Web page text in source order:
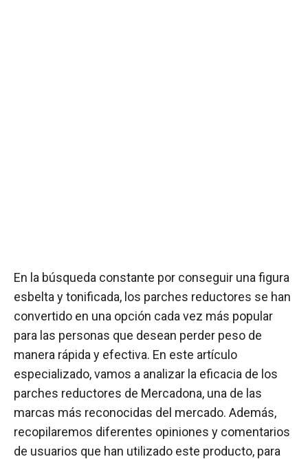
En la búsqueda constante por conseguir una figura
esbelta y tonificada, los parches reductores se han
convertido en una opción cada vez más popular
para las personas que desean perder peso de
manera rápida y efectiva. En este artículo
especializado, vamos a analizar la eficacia de los
parches reductores de Mercadona, una de las
marcas más reconocidas del mercado. Además,
recopilaremos diferentes opiniones y comentarios
de usuarios que han utilizado este producto, para